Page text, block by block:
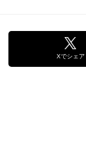
Xでシェア